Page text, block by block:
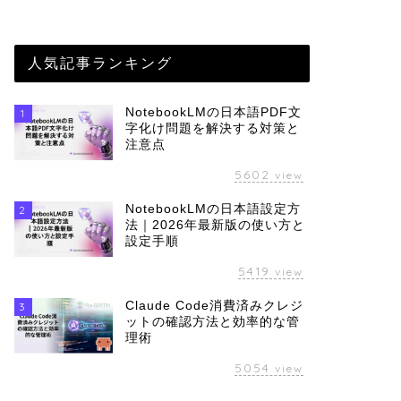
人気記事ランキング
1
NotebookLMの日本語PDF文
字化け問題を解決する対策と
注意点
5602 view
2
NotebookLMの日本語設定方
法｜2026年最新版の使い方と
設定手順
5419 view
3
Claude Code消費済みクレジ
ットの確認方法と効率的な管
理術
5054 view